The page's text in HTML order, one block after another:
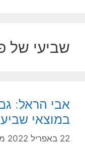
שביעי של
אבי הראל:
במוצאי
22 באפריל 2022